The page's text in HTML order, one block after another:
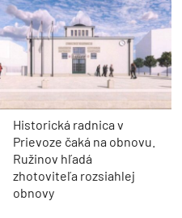
Historická radnica v
Prievoze čaká na obnovu.
Ružinov hľadá
zhotoviteľa rozsiahlej
obnovy